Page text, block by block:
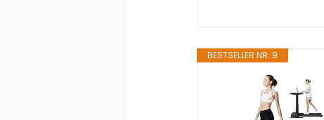
BESTSELLER NR. 9